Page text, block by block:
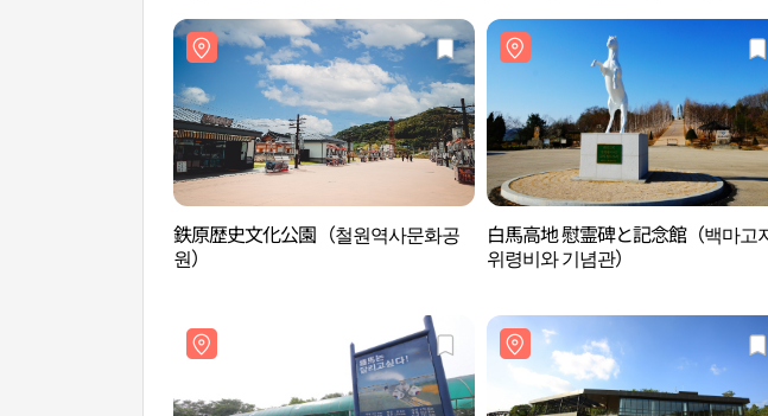
鉄原歴史文化公園（철원역사문화공
원）
白馬高地 慰霊碑と記念館（백마고
위령비와 기념관）